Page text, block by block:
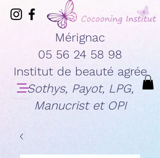
Mérignac
05 56 24 58 98
Institut de beauté agrée
Sothys, Payot, LPG,
Manucrist et OPI